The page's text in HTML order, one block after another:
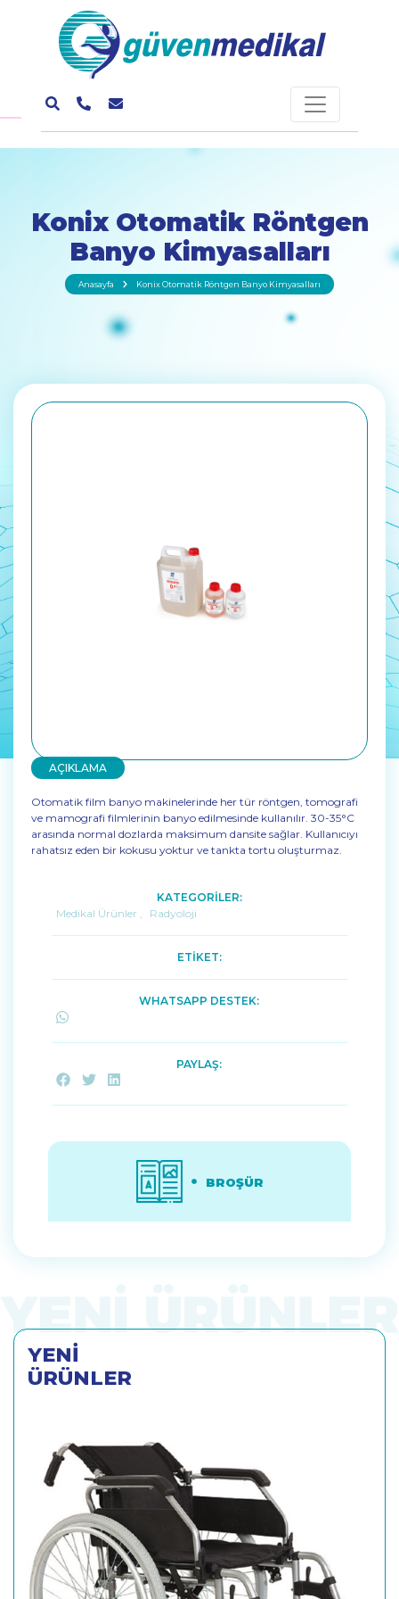
Konix Otomatik Röntgen
Banyo Kimyasalları
Anasayfa Konix Otomatik Röntgen Banyo Kimyasalları
AÇIKLAMA
Otomatik film banyo makinelerinde her tür röntgen, tomografi
ve mamografi filmlerinin banyo edilmesinde kullanılır. 30-35°C
arasında normal dozlarda maksimum dansite sağlar. Kullanıcıyı
rahatsız eden bir kokusu yoktur ve tankta tortu oluşturmaz.
KATEGORİLER:
Medikal Ürünler
Radyoloji
ETİKET:
WHATSAPP DESTEK:
PAYLAŞ:
BROŞÜR
YENİ
ÜRÜNLER